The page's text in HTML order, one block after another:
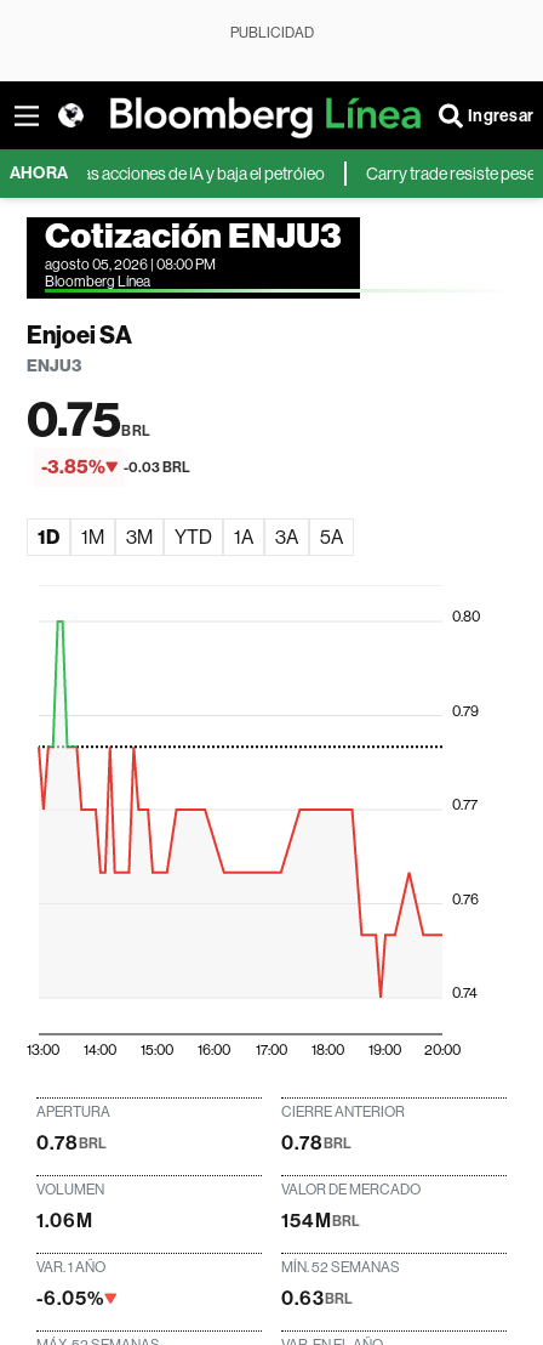
PUBLICIDAD
Ingresar
AHORA
las acciones de IA y baja el petróleo Carry trade resiste pese a la
Cotización ENJU3
agosto 05, 2026 | 08:00 PM
Bloomberg Línea
Enjoei SA
ENJU3
0.75BRL
-3.85% -0.03 BRL
1D 1M 3M YTD 1A 3A 5A
13:00 14:00 15:00 16:00 17:00 18:00 19:00 20:00
0.74
0.76
0.77
0.79
0.80
APERTURA
0.78BRL
CIERRE ANTERIOR
0.78BRL
VOLUMEN
1.06M
VALOR DE MERCADO
154MBRL
VAR. 1 AÑO
-6.05%
MÍN. 52 SEMANAS
0.63BRL